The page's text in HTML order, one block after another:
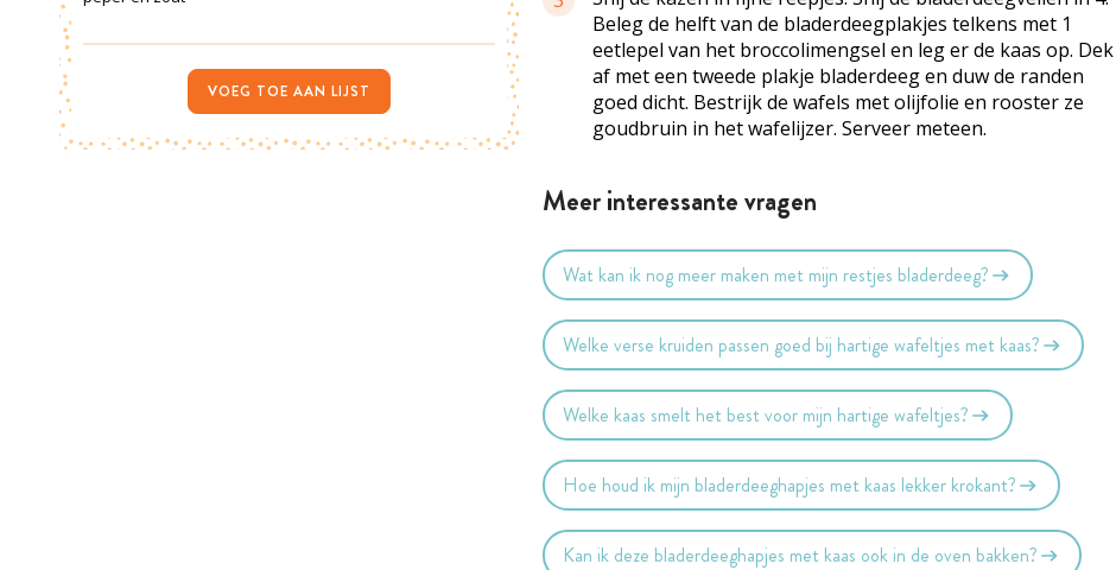
Beleg de helft van de bladerdeegplakjes telkens met 1
eetlepel van het broccolimengsel en leg er de kaas op. Dek
af met een tweede plakje bladerdeeg en duw de randen
goed dicht. Bestrijk de wafels met olijfolie en rooster ze
goudbruin in het wafelijzer. Serveer meteen.
Meer interessante vragen
Wat kan ik nog meer maken met mijn restjes bladerdeeg?
Welke verse kruiden passen goed bij hartige wafeltjes met kaas?
Welke kaas smelt het best voor mijn hartige wafeltjes?
Hoe houd ik mijn bladerdeeghapjes met kaas lekker krokant?
Kan ik deze bladerdeeghapjes met kaas ook in de oven bakken?
VOEG TOE AAN LIJST